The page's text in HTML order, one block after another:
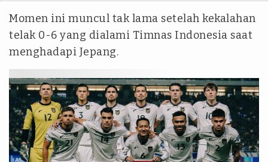
Momen ini muncul tak lama setelah kekalahan
telak 0-6 yang dialami Timnas Indonesia saat
menghadapi Jepang.